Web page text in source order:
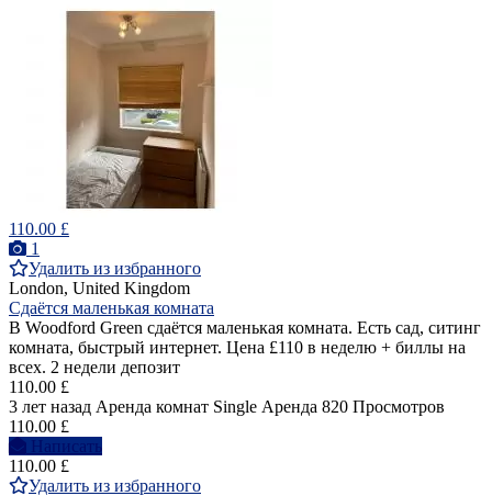
110.00 £
1
Удалить из избранного
London, United Kingdom
Сдаётся маленькая комната
В Woodford Green сдаётся маленькая комната. Есть сад, ситинг
комната, быстрый интернет. Цена £110 в неделю + биллы на
всех. 2 недели депозит
110.00 £
3 лет назад Аренда комнат Single Аренда 820 Просмотров
110.00 £
Написать
110.00 £
Удалить из избранного